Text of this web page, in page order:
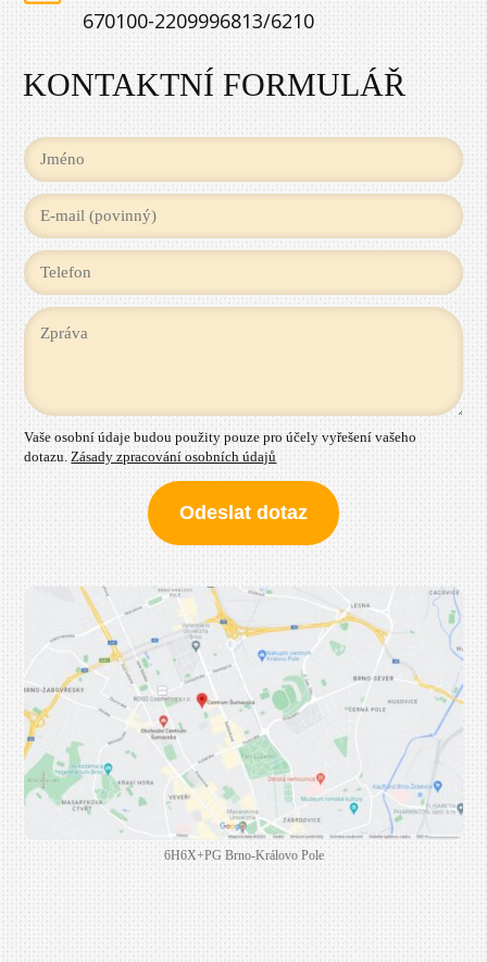
670100-2209996813/6210
KONTAKTNÍ FORMULÁŘ
Vaše osobní údaje budou použity pouze pro účely vyřešení vašeho
dotazu. Zásady zpracování osobních údajů
Odeslat dotaz
6H6X+PG Brno-Královo Pole